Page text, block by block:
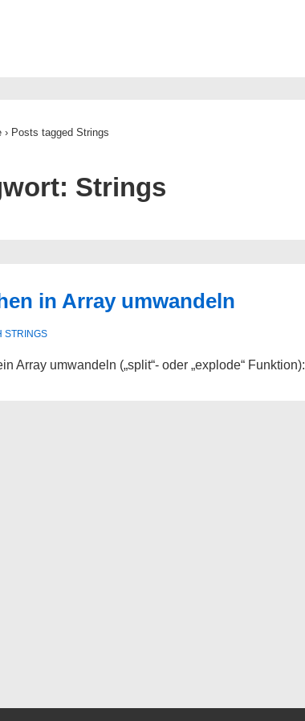
› Posts tagged Strings
Strings
in Array umwandeln
STRINGS
Array umwandeln („split“- oder „explode“ Funktion):